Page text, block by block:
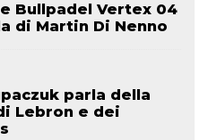
Bullpadel Vertex 04
di Martin Di Nenno
parla della
Lebron e dei